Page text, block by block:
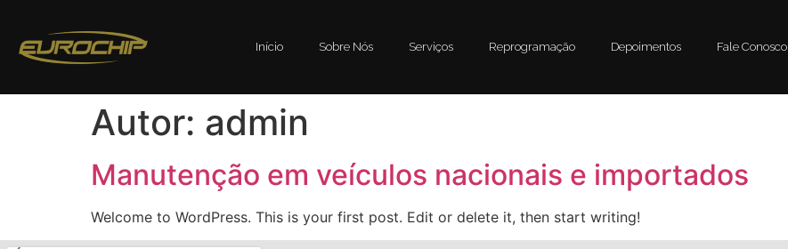
Início Sobre Nós Serviços Reprogramação Depoimentos Fale Conosco
Autor: admin
Manutenção em veículos nacionais e importados
Welcome to WordPress. This is your first post. Edit or delete it, then start writing!